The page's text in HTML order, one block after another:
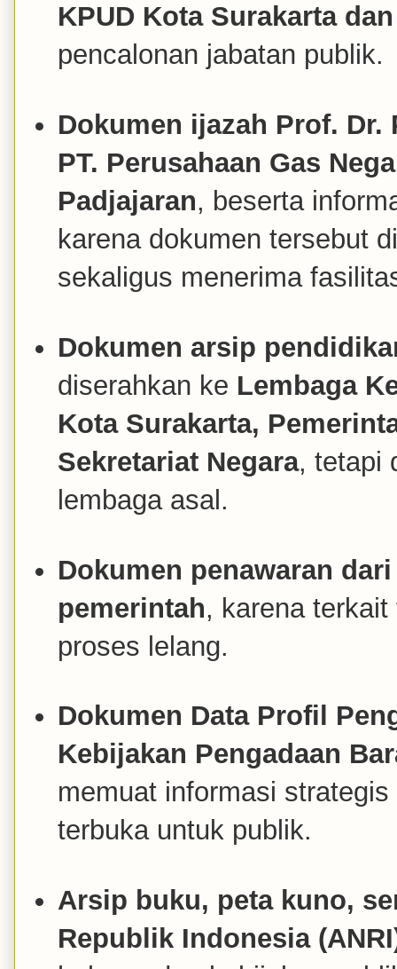
KPUD Kota Surakarta
pencalonan jabatan publik.
Dokumen ijazah Prof. Dr.
PT. Perusahaan Gas
Padjajaran, beserta
karena dokumen tersebut
sekaligus menerima
Dokumen arsip
diserahkan ke Lembaga
Kota Surakarta,
Sekretariat Negara, tetapi
lembaga asal.
Dokumen penawaran
pemerintah, karena
proses lelang.
Dokumen Data Profil
Kebijakan Pengadaan
memuat informasi
terbuka untuk publik.
Arsip buku, peta kuno,
Republik Indonesia